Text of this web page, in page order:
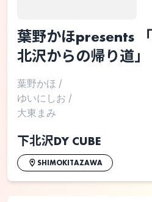
葉野かほpresents
北沢からの帰り道」
葉野かほ /
ゆいにしお /
大東まみ
下北沢DY CUBE
SHIMOKITAZAWA